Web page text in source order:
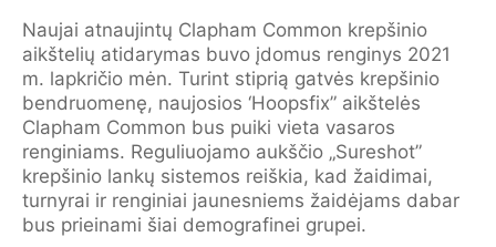
Naujai atnaujintų Clapham Common krepšinio
aikštelių atidarymas buvo įdomus renginys 2021
m. lapkričio mėn. Turint stiprią gatvės krepšinio
bendruomenę, naujosios ‘Hoopsfix” aikštelės
Clapham Common bus puiki vieta vasaros
renginiams. Reguliuojamo aukščio „Sureshot”
krepšinio lankų sistemos reiškia, kad žaidimai,
turnyrai ir renginiai jaunesniems žaidėjams dabar
bus prieinami šiai demografinei grupei.